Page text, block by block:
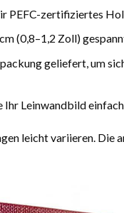
zertifiziertes
(0,8–1,2 Zoll)
geliefert, um
Leinwandbild einfach
leicht variieren. Die